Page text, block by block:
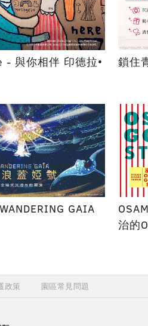
- 與你相伴 印德拉•
鎖住
GAIA
治的
政策 園區常見問題